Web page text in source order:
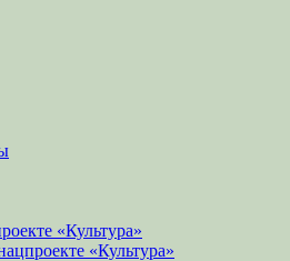
«Культура»
«Культура»